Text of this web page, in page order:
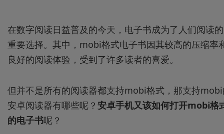
在数字阅读日益普及的今天，电子书成为了人们阅读的
重要选择。其中，mobi格式电子书因其较高的压缩率
良好的阅读体验，受到了许多读者的喜爱。
但并不是所有的阅读器都支持mobi格式，那支持
安卓阅读器有哪些呢？ 安卓手机又该如何打开mobi格
的电子书呢？